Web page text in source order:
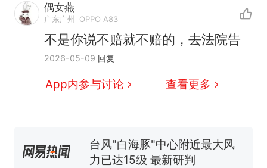
偶女燕
广东广州 OPPO A83
不是你说不赔就不赔的，去法院告
2026-05-09 回复
App内参与讨论 查看更多
热 那个在床头放菜刀的女孩，
因老师一句“跟我回家”改写了
人生
新
费大厨“全国小炒肉大王”称
号，仅凭视频评出？中国烹饪
协会回应
搬家报价570元，搬到楼下交
佛山一中学招聘物理教师，笔
试前13名均遭淘汰？教育局：